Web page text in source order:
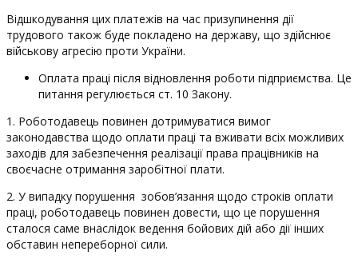
Відшкодування цих платежів на час призупинення дії
трудового також буде покладено на державу, що здійснює
військову агресію проти України.
Оплата праці після відновлення роботи підприємства. Це
питання регулюється ст. 10 Закону.
1. Роботодавець повинен дотримуватися вимог
законодавства щодо оплати праці та вживати всіх можливих
заходів для забезпечення реалізації права працівників на
своєчасне отримання заробітної плати.
2. У випадку порушення зобов’язання щодо строків оплати
праці, роботодавець повинен довести, що це порушення
сталося саме внаслідок ведення бойових дій або дії інших
обставин непереборної сили.